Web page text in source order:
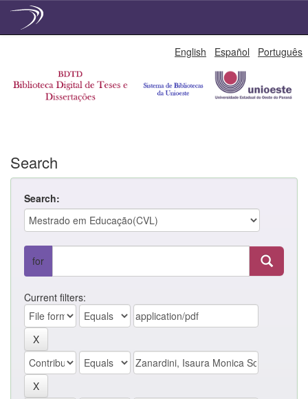
English Español Português
Search
Search:
for
Current filters: